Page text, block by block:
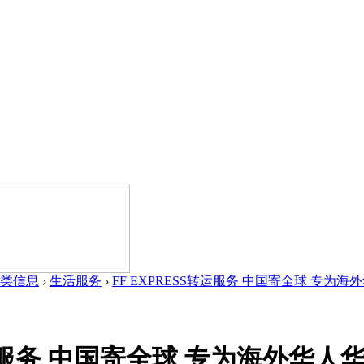
信息 › 生活服务 › FF EXPRESS转运服务 中国寄全球 专为海